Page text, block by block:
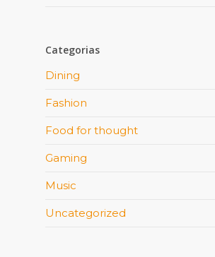
Categorias
Dining
Fashion
Food for thought
Gaming
Music
Uncategorized